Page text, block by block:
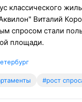
классического
Виталий
спросом стали
площади.
#рост